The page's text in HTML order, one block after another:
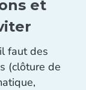
et
faut des
(clôture de